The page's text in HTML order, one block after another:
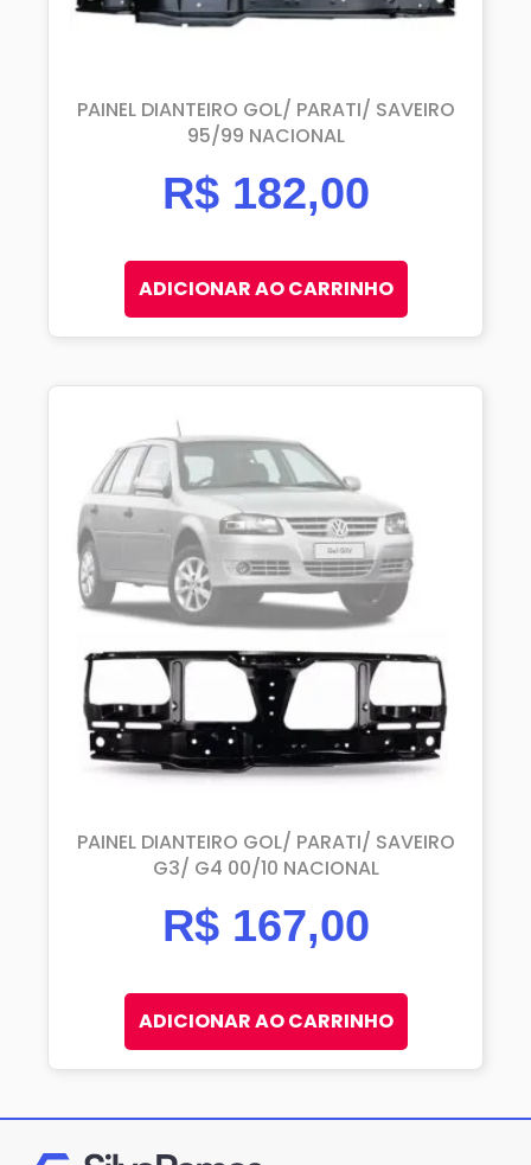
PAINEL DIANTEIRO GOL/ PARATI/ SAVEIRO
95/99 NACIONAL
R$182,00
ADICIONAR AO CARRINHO
PAINEL DIANTEIRO GOL/ PARATI/ SAVEIRO
G3/ G4 00/10 NACIONAL
R$167,00
ADICIONAR AO CARRINHO